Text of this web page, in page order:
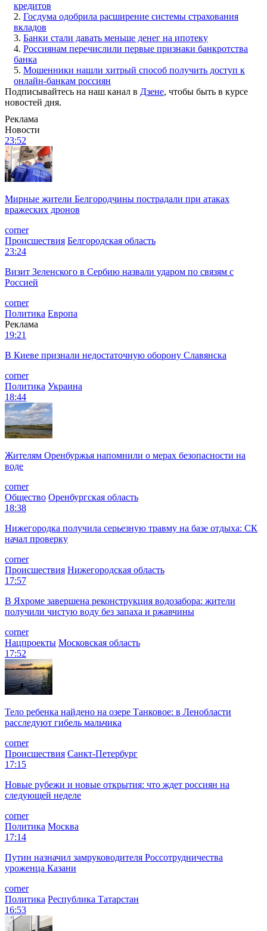
кредитов
2. Госдума одобрила расширение системы страхования
вкладов
3. Банки стали давать меньше денег на ипотеку
4. Россиянам перечислили первые признаки банкротства
банка
5. Мошенники нашли хитрый способ получить доступ к
онлайн-банкам россиян
Подписывайтесь на наш канал в Дзене, чтобы быть в курсе
новостей дня.
Реклама
Новости
23:52
Мирные жители Белгородчины пострадали при атаках
вражеских дронов
corner
Происшествия Белгородская область
23:24
Визит Зеленского в Сербию назвали ударом по связям с
Россией
corner
Политика Европа
Реклама
19:21
В Киеве признали недостаточную оборону Славянска
corner
Политика Украина
18:44
Жителям Оренбуржья напомнили о мерах безопасности на
воде
corner
Общество Оренбургская область
18:38
Нижегородка получила серьезную травму на базе отдыха: СК
начал проверку
corner
Происшествия Нижегородская область
17:57
В Яхроме завершена реконструкция водозабора: жители
получили чистую воду без запаха и ржавчины
corner
Нацпроекты Московская область
17:52
Тело ребенка найдено на озере Танковое: в Ленобласти
расследуют гибель мальчика
corner
Происшествия Санкт-Петербург
17:15
Новые рубежи и новые открытия: что ждет россиян на
следующей неделе
corner
Политика Москва
17:14
Путин назначил замруководителя Россотрудничества
уроженца Казани
corner
Политика Республика Татарстан
16:53